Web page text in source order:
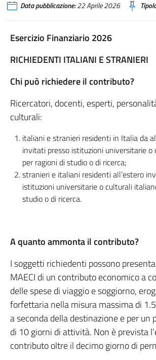
Data pubblicazione:22 Aprile 2026
Esercizio Finanziario 2026
RICHIEDENTI ITALIANI E STRANIERI
Chi può richiedere il contributo?
Ricercatori, docenti, esperti,
culturali:
italiani e stranieri residenti in Italia da
invitati presso istituzioni universitarie
per ragioni di studio o di ricerca;
stranieri e italiani residenti all’estero
istituzioni universitarie o culturali
studio o di ricerca.
A quanto ammonta il contributo?
I soggetti richiedenti possono
MAECI di un contributo economico a
delle spese di viaggio e soggiorno,
forfettaria nella misura massima di
a seconda della destinazione e per un
di 10 giorni di attività. Non è prevista
contributo oltre il decimo giorno di